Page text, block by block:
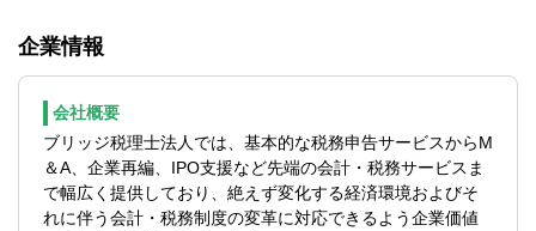
■月140時間勤務を基準に管理をしておりま
ほど業務時間が少なく、
もちろん所定の140時間を超過した場合は別
途、残業代が支払われます。
5.ストラクチャードファイナンス 等々
※将来のキャリアパス
上記業務を経験し、一担当者としてご活躍
企業情報
会社概要
ブリッジ税理士法人では、基本的な税務申告サービスからM
＆A、企業再編、IPO支援など先端の会計・税務サービスま
で幅広く提供しており、絶えず変化する経済環境およびそ
れに伴う会計・税務制度の変革に対応できるよう企業価値